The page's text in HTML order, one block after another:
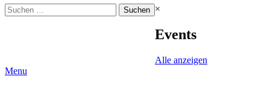
Suchen
nach:
×
Events
Alle anzeigen
Menu